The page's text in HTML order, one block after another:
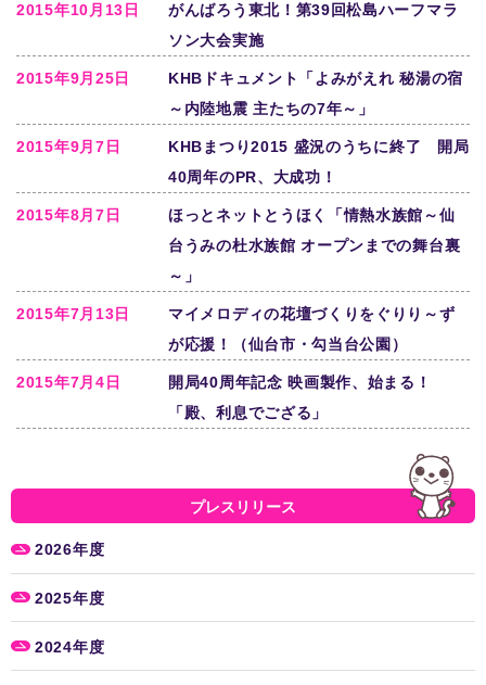
2015年10月13日
がんばろう東北！第39回松島ハーフマラ
ソン大会実施
2015年9月25日
KHBドキュメント「よみがえれ 秘湯の宿
～内陸地震 主たちの7年～」
2015年9月7日
KHBまつり2015 盛況のうちに終了 開局
40周年のPR、大成功！
2015年8月7日
ほっとネットとうほく「情熱水族館～仙
台うみの杜水族館 オープンまでの舞台裏
～」
2015年7月13日
マイメロディの花壇づくりをぐりり～ず
が応援！（仙台市・勾当台公園）
2015年7月4日
開局40周年記念 映画製作、始まる！
「殿、利息でござる」
プレスリリース
2026年度
2025年度
2024年度